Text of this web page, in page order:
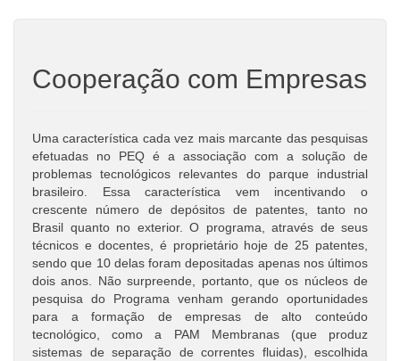
Cooperação com Empresas
Uma característica cada vez mais marcante das pesquisas
efetuadas no PEQ é a associação com a solução de
problemas tecnológicos relevantes do parque industrial
brasileiro. Essa característica vem incentivando o
crescente número de depósitos de patentes, tanto no
Brasil quanto no exterior. O programa, através de seus
técnicos e docentes, é proprietário hoje de 25 patentes,
sendo que 10 delas foram depositadas apenas nos últimos
dois anos. Não surpreende, portanto, que os núcleos de
pesquisa do Programa venham gerando oportunidades
para a formação de empresas de alto conteúdo
tecnológico, como a PAM Membranas (que produz
sistemas de separação de correntes fluidas), escolhida